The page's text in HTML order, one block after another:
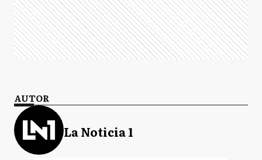
AUTOR
La Noticia 1